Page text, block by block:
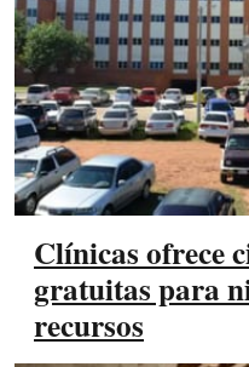
Clínicas ofrece
gratuitas para
recursos